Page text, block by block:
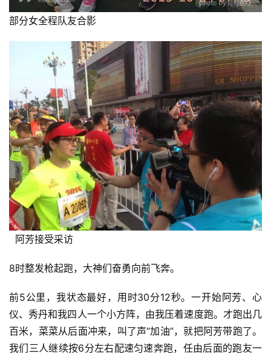
部分女全程队友合影
  阿芳接受采访
8时整发枪起跑，大神们奋勇向前飞奔。
前5公里，我状态最好，用时30分12秒。一开始阿芳、心
仪、秀丹和我四人一个小方阵，由我压着速度跑。才跑出几
百米，菜菜从后面冲来，叫了声“加油”，就把阿芳带跑了。
我们三人继续按6分左右配速匀速奔跑，任由后面的跑友一